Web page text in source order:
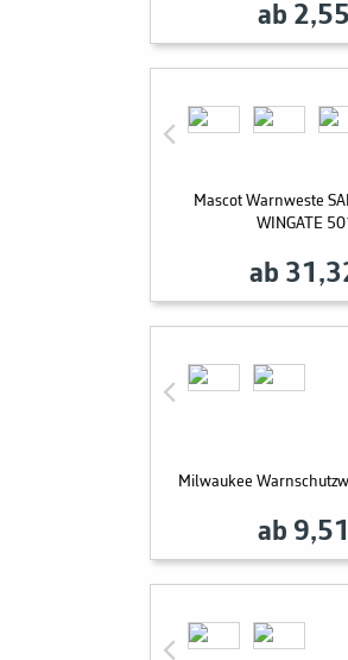
ab
Mascot Warnweste
WINGATE
ab
Milwaukee
ab